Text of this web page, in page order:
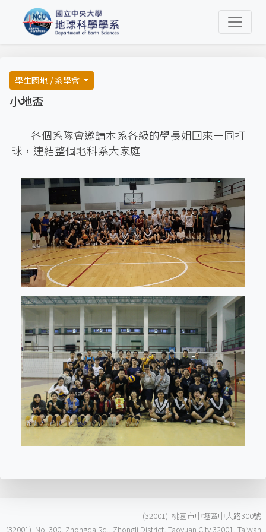
學生園地 / 系學會
小地盃
各個系隊會邀請本系各級的學長姐回來一同打
球，連結整個地科系大家庭
(32001) 桃園市中壢區中大路300號
(32001) No. 300, Zhongda Rd., Zhongli District, Taoyuan City 32001, Taiwan